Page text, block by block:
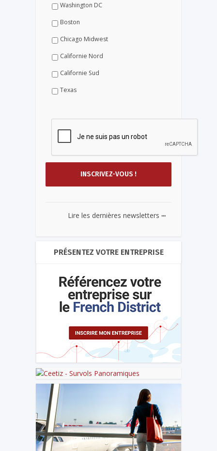
Washington DC
Boston
Chicago Midwest
Californie Nord
Californie Sud
Texas
Lire les dernières newsletters ...
PRÉSENTEZ VOTRE ENTREPRISE